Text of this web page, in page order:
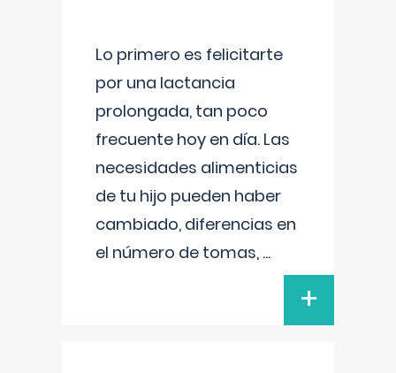
Lo primero es felicitarte
por una lactancia
prolongada, tan poco
frecuente hoy en día. Las
necesidades alimenticias
de tu hijo pueden haber
cambiado, diferencias en
el número de tomas, ...
+